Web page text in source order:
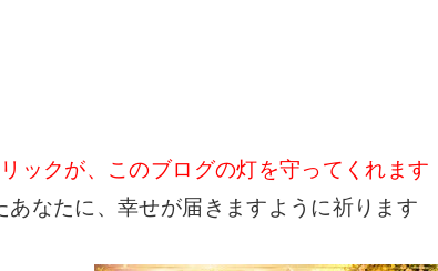
ックが、このブログの灯を守ってくれます
あなたに、幸せが届きますように祈ります